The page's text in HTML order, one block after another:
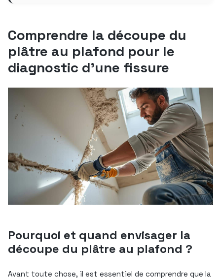
Comprendre la découpe du
plâtre au plafond pour le
diagnostic d’une fissure
Pourquoi et quand envisager la
découpe du plâtre au plafond ?
Avant toute chose, il est essentiel de comprendre que la